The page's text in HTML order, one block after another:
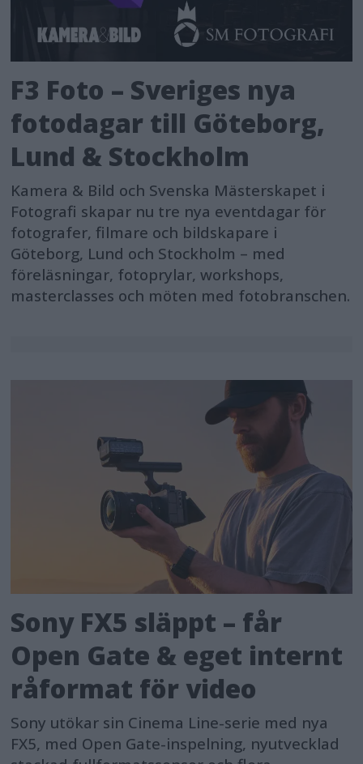
F3 Foto – Sveriges nya
fotodagar till Göteborg,
Lund & Stockholm
Kamera & Bild och Svenska Mästerskapet i
Fotografi skapar nu tre nya eventdagar för
fotografer, filmare och bildskapare i
Göteborg, Lund och Stockholm – med
föreläsningar, fotoprylar, workshops,
masterclasses och möten med fotobranschen.
Sony FX5 släppt – får
Open Gate & eget internt
råformat för video
Sony utökar sin Cinema Line-serie med nya
FX5, med Open Gate-inspelning, nyutvecklad